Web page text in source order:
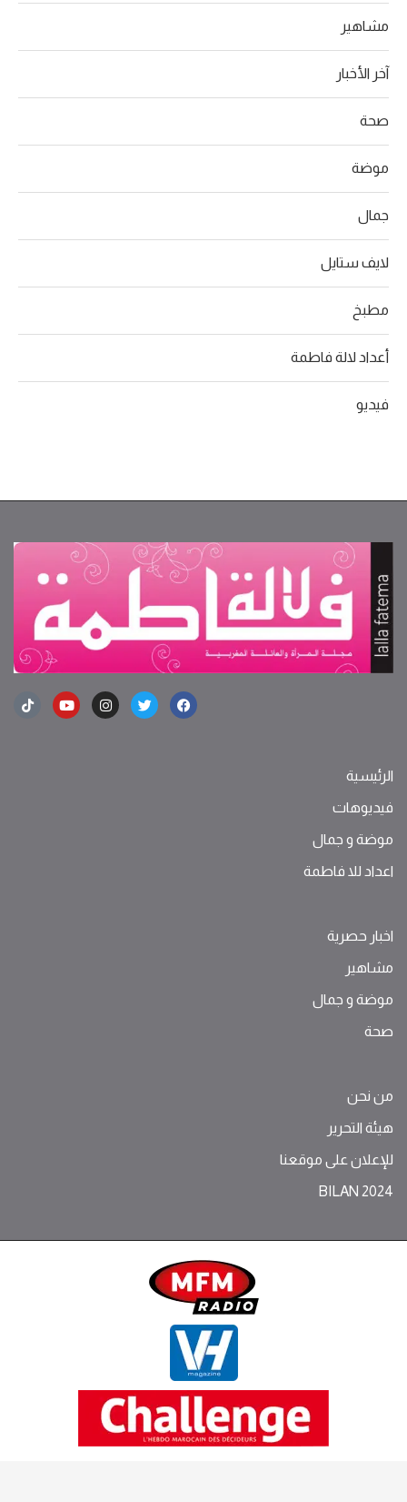
مشاهير
آخر الأخبار
صحة
موضة
جمال
لايف ستايل
مطبخ
أعداد لالة فاطمة
فيديو
الرئيسية
فيديوهات
موضة ‫و‬ ‫‬‫جمال‬
اعداد للا فاطمة
اخبار حصرية
مشاهير
موضة ‫و‬ ‫‬‫جمال‬
صحة
من نحن
هيئة التحرير
للإعلان على موقعنا
BILAN 2024